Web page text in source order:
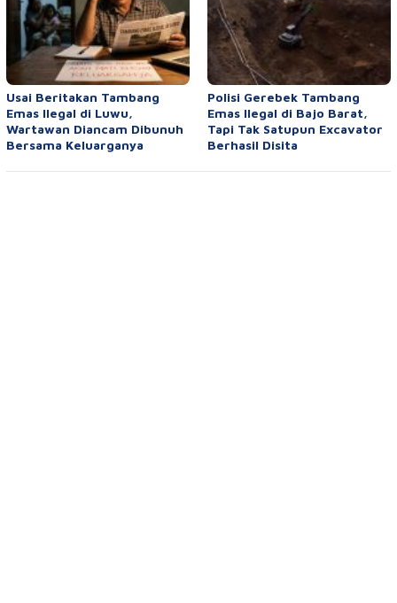
Usai Beritakan Tambang
Emas Ilegal di Luwu,
Wartawan Diancam Dibunuh
Bersama Keluarganya
Polisi Gerebek Tambang
Emas Ilegal di Bajo Barat,
Tapi Tak Satupun Excavator
Berhasil Disita